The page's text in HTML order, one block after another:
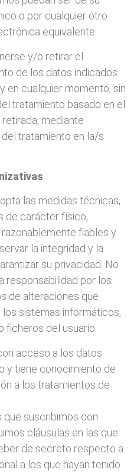
o por cualquier otro
equivalente.
y/o retirar el
de los datos indicados
en cualquier momento, sin
tratamiento basado en el
mediante
tratamiento en la/s
las medidas técnicas,
de carácter físico,
fiables y
la integridad y la
su privacidad. No
responsabilidad por los
de alteraciones que
sistemas informáticos,
del usuario.
acceso a los datos
y tiene conocimiento de
a los tratamientos de
que suscribimos con
cláusulas en las que
de secreto respecto a
a los que hayan tenido